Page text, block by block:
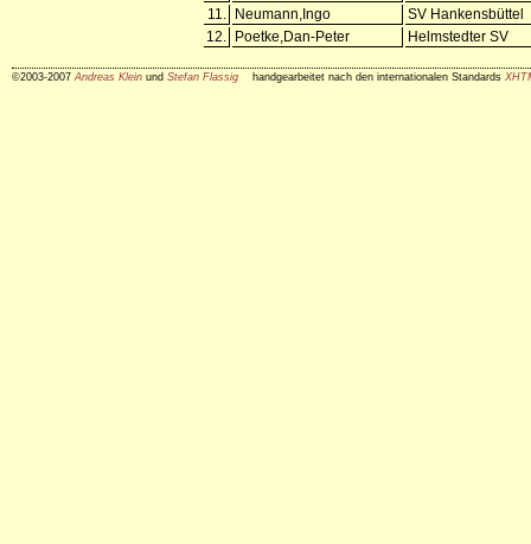
11.
Neumann,Ingo
SV Hankensbüttel
12.
Poetke,Dan-Peter Helmstedter SV
©2003-2007Andreas Klein und Stefan Flassig handgearbeitet nach den internationalen Standards